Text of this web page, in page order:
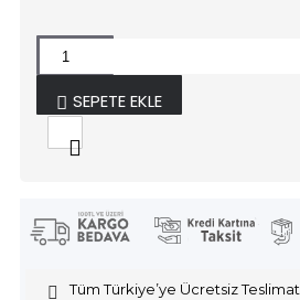
SEPETE EKLE
Tüm Türkiye’ye Ücretsiz Teslimat